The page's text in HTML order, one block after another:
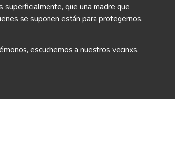
superficialmente, que una madre que
se suponen están para protegernos.
escuchemos a nuestros vecinxs,